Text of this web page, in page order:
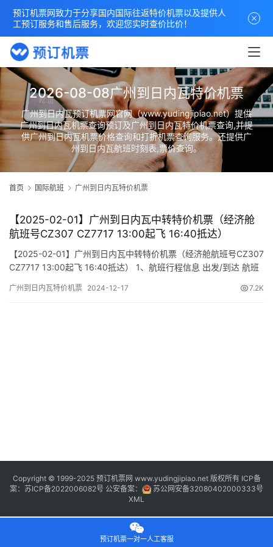
2026-08-08广州到日内瓦特价机票
广州到日内瓦预订机票网官网（www.yudingjipiao.net）提供
广州到日内瓦机票查询预订及广州到日内瓦特价机票查询,并提
供广州到日内瓦机票价格查询和打折机票查询服务。还提供广
州到日内瓦航班时刻表,票价查询。
首页 国际航班 广州到日内瓦特价机票
【2025-02-01】广州到日内瓦中转特价机票（经济舱
航班号CZ307 CZ7717 13:00起飞 16:40抵达）
【2025-02-01】广州到日内瓦中转特价机票（经济舱航班号CZ307
CZ7717 13:00起飞 16:40抵达） 1、航班行程信息 出发/到达 航班
(Flight) (class) (Departure Time) (Arrival Time) 出发(T…
广州到日内瓦特价机票 2024-12-17 7.2K
Copyright © 1999-2025 预订机票网 www.yudingjipiao.net 版权所有 ICP备
案： 苏ICP备2022006082号 公安备案：
苏公网安备32080402000333号
XML
预订机票一对一人工客服
预订机票网致力于分享国内国际往返特价机票以及提供人
工预订服务和售后服务，欢迎您实时查价比价！